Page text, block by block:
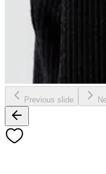
Previous slide